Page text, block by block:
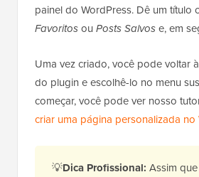
painel do WordPress. Dê um título
Favoritosou Posts Salvose, em
Uma vez criado, você pode voltar
do plugin e escolhê-lo no menu
começar, você pode ver nosso
criar uma página personalizada no
💡Dica Profissional: Assim